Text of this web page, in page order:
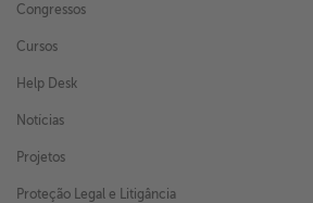
Congressos
Cursos
Help Desk
Notícias
Projetos
Proteção Legal e Litigância